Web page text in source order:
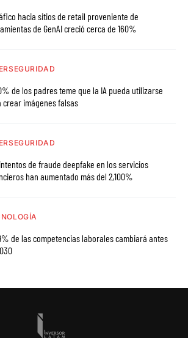
hacia sitios de retail proveniente de
de GenAI creció cerca de 160%
de los padres teme que la IA pueda utilizarse
crear imágenes falsas
de fraude deepfake en los servicios
han aumentado más del 2,100%
de las competencias laborales cambiará antes